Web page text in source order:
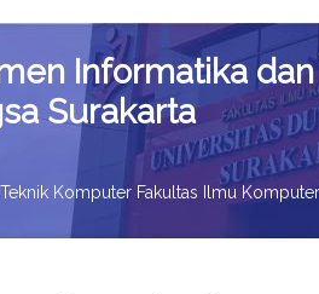
Informatika
Surakarta
Komputer Fakultas Ilmu